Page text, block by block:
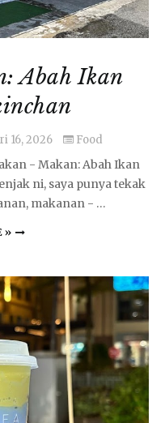
Abah Ikan
16, 2026 Food
- Makan: Abah Ikan
ni, saya punya tekak
makanan - …
»